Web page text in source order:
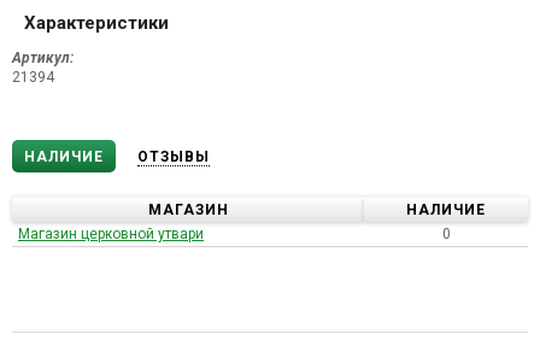
Характеристики
Артикул:
21394
НАЛИЧИЕ ОТЗЫВЫ
МАГАЗИН
НАЛИЧИЕ
Магазин церковной утвари
0